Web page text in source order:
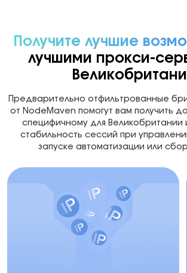
Получите лучшие
лучшими прокси-
Предварительно отфильтрованные
от NodeMaven помогут вам получить
специфичному для Великобритании
стабильность сессий при
запуске автоматизации или